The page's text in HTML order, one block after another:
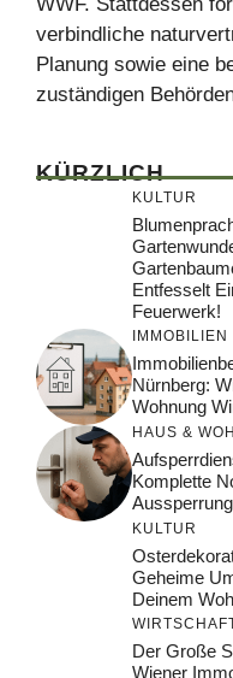
verbindliche
Planung sowie eine
zuständigen
KÜRZLICH
KULTUR
Entfesselt
Feuerwerk!
IMMOBILIEN
Nürnberg:
Wohnung
HAUS &
Komplette
KULTUR
Geheime
Deinem
Der Große
Wiener